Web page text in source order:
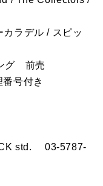
ラデル / スピッ
グ 前売
号付き
std. 03-5787-